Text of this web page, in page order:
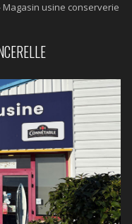
Magasin usine conserverie